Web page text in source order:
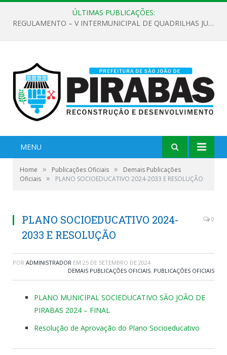
ÚLTIMAS PUBLICAÇÕES:
REGULAMENTO – V INTERMUNICIPAL DE QUADRILHAS JUNINAS 2026
MENU
Home » Publicações Oficiais »
Demais Publicações
Oficiais » PLANO SOCIOEDUCATIVO 2024-2033 E RESOLUÇÃO
PLANO SOCIOEDUCATIVO 2024-
2033 E RESOLUÇÃO
0
POR ADMINISTRADOR EM 25 DE SETEMBRO DE 2024
DEMAIS PUBLICAÇÕES OFICIAIS, PUBLICAÇÕES OFICIAIS
PLANO MUNICIPAL SOCIEDUCATIVO SÃO JOÃO DE
PIRABAS 2024 – FINAL
Resolução de Aprovação do Plano Socioeducativo